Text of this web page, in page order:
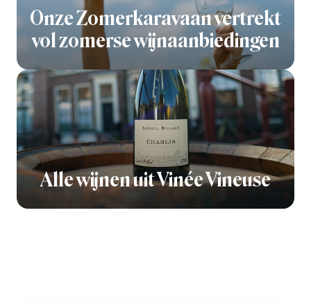
Onze Zomerkaravaan vertrekt
vol zomerse wijnaanbiedingen
Alle wijnen uit Vinée Vineuse